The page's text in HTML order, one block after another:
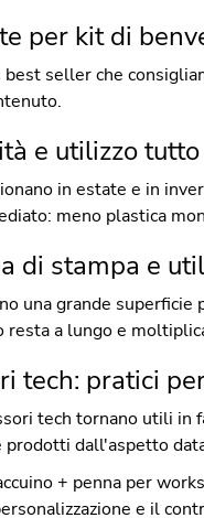
per kit di
seller che
e utilizzo tutto
in estate e in
meno plastica
di stampa e
una grande superficie
a lungo e
tech: pratici
tech tornano utili in
dall'aspetto
+ penna per
e il